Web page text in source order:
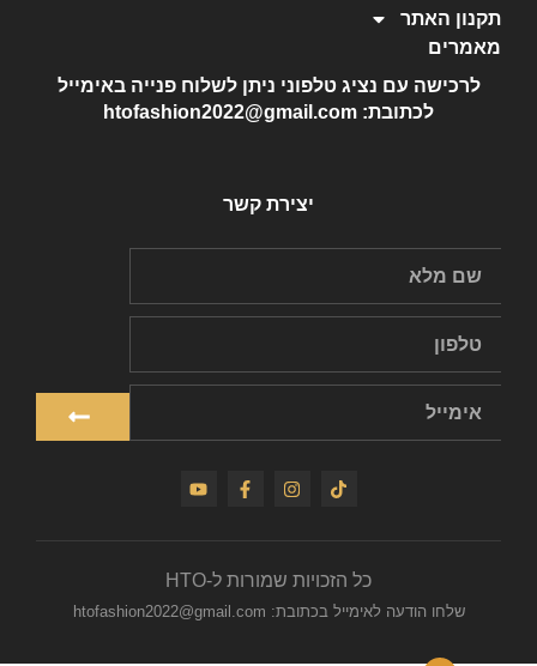
תקנון האתר
מאמרים
לרכישה עם נציג טלפוני ניתן לשלוח פנייה באימייל
לכתובת: htofashion2022@gmail.com
יצירת קשר
כל הזכויות שמורות ל-HTO
שלחו הודעה לאימייל בכתובת: htofashion2022@gmail.com